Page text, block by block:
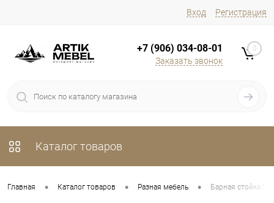
Вход Регистрация
+7 (906) 034-08-01
Заказать звонок
0
Каталог товаров
Главная • Каталог товаров • Разная мебель • Барная стойка